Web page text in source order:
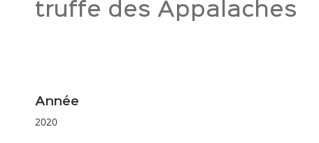
truffe des Appalaches
Année
2020